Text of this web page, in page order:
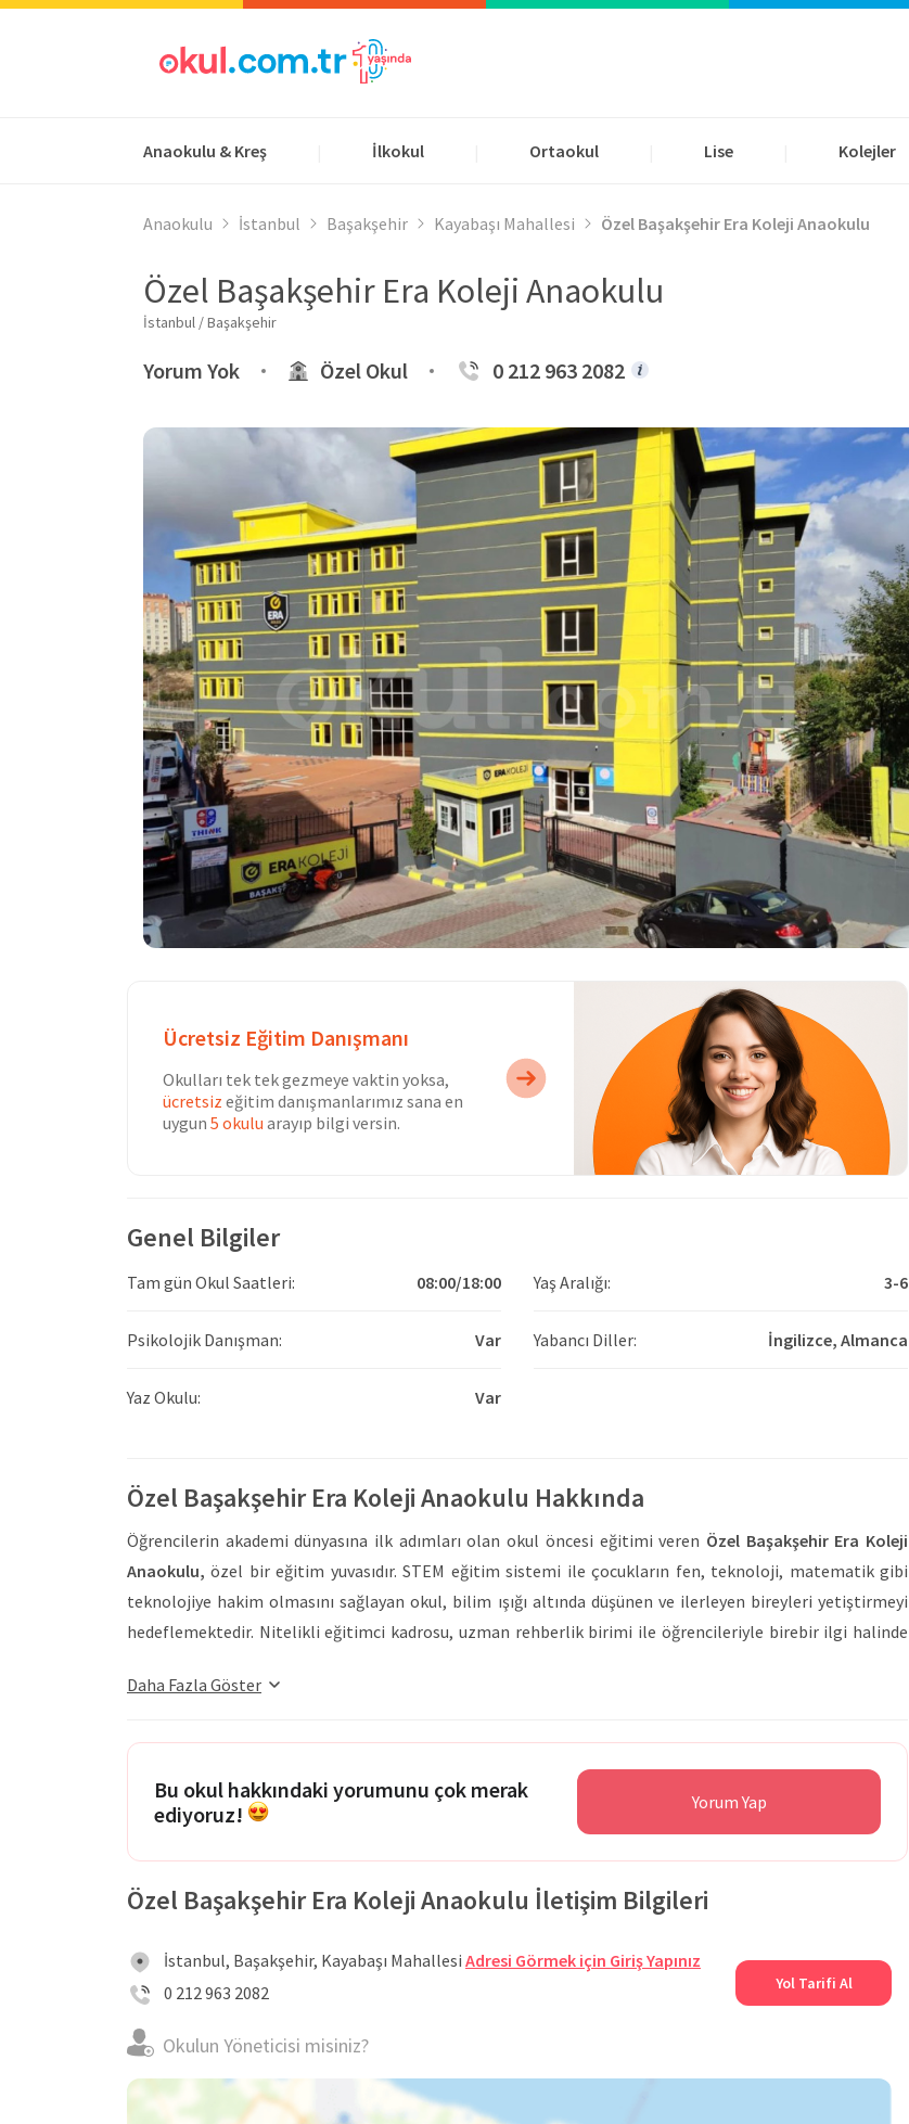
Anaokulu & Kreş İlkokul Ortaokul Lise Kolejler
Anaokulu İstanbul Başakşehir Kayabaşı Mahallesi Özel Başakşehir Era Koleji Anaokulu
Özel Başakşehir Era Koleji Anaokulu
İstanbul / Başakşehir
Yorum Yok Özel Okul 0 212 963 2082
Ücretsiz Eğitim Danışmanı
Okulları tek tek gezmeye vaktin yoksa,
ücretsiz eğitim danışmanlarımız sana en
uygun 5 okulu arayıp bilgi versin.
Genel Bilgiler
Tam gün Okul Saatleri: 08:00/18:00 Yaş Aralığı: 3-6
Psikolojik Danışman: Var Yabancı Diller: İngilizce, Almanca
Yaz Okulu: Var
Özel Başakşehir Era Koleji Anaokulu Hakkında
Öğrencilerin akademi dünyasına ilk adımları olan okul öncesi eğitimi veren Özel Başakşehir Era Koleji
Anaokulu, özel bir eğitim yuvasıdır. STEM eğitim sistemi ile çocukların fen, teknoloji, matematik gibi
teknolojiye hakim olmasını sağlayan okul, bilim ışığı altında düşünen ve ilerleyen bireyleri yetiştirmeyi
hedeflemektedir. Nitelikli eğitimci kadrosu, uzman rehberlik birimi ile öğrencileriyle birebir ilgi halinde
Özel Başakşehir Era Koleji Anaokulu,
imkanı sağlamaktadır. Laboratuvar, sanat atölyesi, müzik odası, akıllı tahta alanlarıyla çocuklara
eğitimde soyut kavramlar daha etkin bir şekilde öğretilmektedir. Ayrıca ilgili alanlarda çocukların bilgileri
uygulayarak öğrenme imkanı bulunmaktadır. Anaokulu çağındaki çocuklar için fiziksel gelişimlerin önemi
Anaokulu dönemindeki çocukları geleneksel eğitim kalıplarından çıkartmak, onların aldığı bilgileri sadece
yüzyıla uygun teknolojiyi çocuklara kazandırmaktadır. Bu çağın kaçınılmaz bir gerçeği olan robotik
kodlama eğitimlerini, erken yaştaki öğrencilerine veren kurum, bu bağlamda onları bugüne ve yarına
hazırlayarak, etkin ve aktif bir şekilde öğrencilerini teknolojiyi kullanmalarını konusunda teşvik
etmektedir.
Akademik, sosyal, duygusal, fiziksel alanların tümünde çocukların gelişimini bir bütün olarak ele alan
Özel Başakşehir Era Koleji Anaokulu,
dönemin gerekliliklerine uygun eğitim anlayışı benimsemektedir.
Daha Fazla Göster
Bu okul hakkındaki yorumunu çok merak
ediyoruz!
Yorum Yap
Özel Başakşehir Era Koleji Anaokulu İletişim Bilgileri
İstanbul, Başakşehir, Kayabaşı Mahallesi Adresi Görmek için Giriş Yapınız
0 212 963 2082
Yol Tarifi Al
Okulun Yöneticisi misiniz?